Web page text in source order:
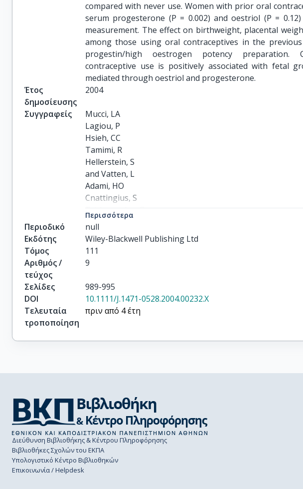
compared with never use. Women with prior oral
serum progesterone (P = 0.002) and oestriol (P =
measurement. The effect on birthweight, placental
among those using oral contraceptives in the
progestin/high oestrogen potency preparation.
contraceptive use is positively associated with fetal
mediated through oestriol and progesterone.
Έτος
δημοσίευσης
2004
Συγγραφείς
Mucci, LA
Lagiou, P
Hsieh, CC
Tamimi, R
Hellerstein, S
and Vatten, L
Adami, HO
Cnattingius, S
Trichopoulos, D
Περισσότερα
Περιοδικό
null
Εκδότης
Wiley-Blackwell Publishing Ltd
Τόμος
111
Αριθμός /
τεύχος
9
Σελίδες
989-995
DOI
10.1111/J.1471-0528.2004.00232.X
Τελευταία
τροποποίηση
πριν από 4 έτη
Διεύθυνση Βιβλιοθήκης & Κέντρου Πληροφόρησης
Βιβλιοθήκες Σχολών του ΕΚΠΑ
Υπολογιστικό Κέντρο Βιβλιοθηκών
Επικοινωνία / Helpdesk